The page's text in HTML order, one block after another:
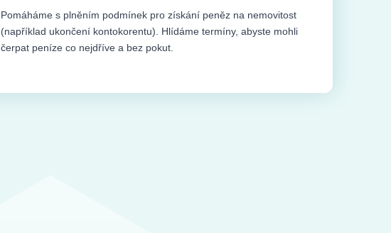
Pomáháme s plněním podmínek pro získání peněz na nemovitost
(například ukončení kontokorentu). Hlídáme termíny, abyste mohli
čerpat peníze co nejdříve a bez pokut.